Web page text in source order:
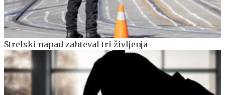
Strelski napad zahteval tri življenja